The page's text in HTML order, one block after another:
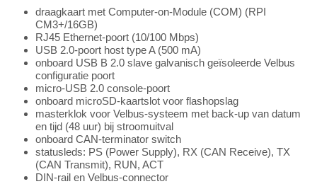
draagkaart met Computer-on-Module (COM) (RPI
CM3+/16GB)
RJ45 Ethernet-poort (10/100 Mbps)
USB 2.0-poort host type A (500 mA)
onboard USB B 2.0 slave galvanisch geïsoleerde Velbus
configuratie poort
micro-USB 2.0 console-poort
onboard microSD-kaartslot voor flashopslag
masterklok voor Velbus-systeem met back-up van datum
en tijd (48 uur) bij stroomuitval
onboard CAN-terminator switch
statusleds: PS (Power Supply), RX (CAN Receive), TX
(CAN Transmit), RUN, ACT
DIN-rail en Velbus-connector